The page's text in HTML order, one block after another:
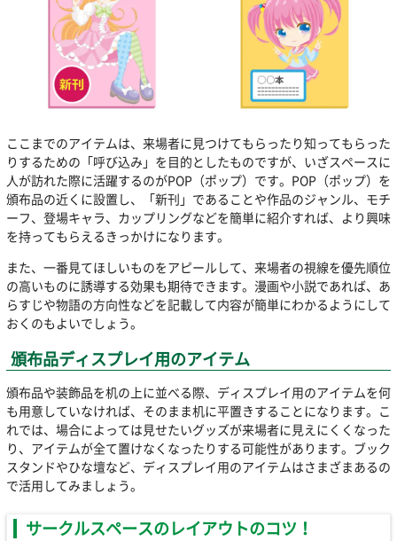
ここまでのアイテムは、来場者に見つけてもらったり知ってもらった
りするための「呼び込み」を目的としたものですが、いざスペースに
人が訪れた際に活躍するのがPOP（ポップ）です。POP（ポップ）を
頒布品の近くに設置し、「新刊」であることや作品のジャンル、モチ
ーフ、登場キャラ、カップリングなどを簡単に紹介すれば、より興味
を持ってもらえるきっかけになります。
また、一番見てほしいものをアピールして、来場者の視線を優先順位
の高いものに誘導する効果も期待できます。漫画や小説であれば、あ
らすじや物語の方向性などを記載して内容が簡単にわかるようにして
おくのもよいでしょう。
頒布品ディスプレイ用のアイテム
頒布品や装飾品を机の上に並べる際、ディスプレイ用のアイテムを何
も用意していなければ、そのまま机に平置きすることになります。こ
れでは、場合によっては見せたいグッズが来場者に見えにくくなった
り、アイテムが全て置けなくなったりする可能性があります。ブック
スタンドやひな壇など、ディスプレイ用のアイテムはさまざまあるの
で活用してみましょう。
サークルスペースのレイアウトのコツ！